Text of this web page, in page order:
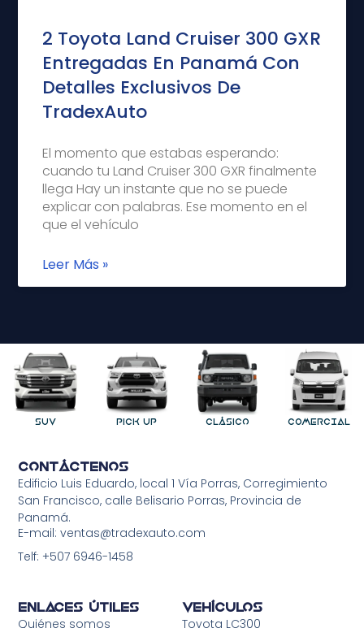
2 Toyota Land Cruiser 300 GXR
Entregadas En Panamá Con
Detalles Exclusivos De
TradexAuto
El momento que estabas esperando:
cuando tu Land Cruiser 300 GXR finalmente
llega Hay un instante que no se puede
explicar con palabras. Ese momento en el
que el vehículo
Leer Más »
SUV Pick Up Clásico COMERCIAL
Vehículos
Toyota LC300
Enlaces Útiles
Quiénes somos
Contáctenos
Edificio Luis Eduardo, local 1 Vía Porras, Corregimiento
San Francisco, calle Belisario Porras, Provincia de
Panamá.
E-mail: ventas@tradexauto.com
Telf: +507 6946-1458